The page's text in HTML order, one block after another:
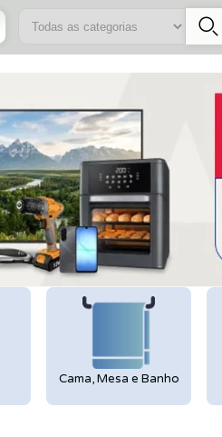
Todas as categorias
Cama, Mesa e Banho